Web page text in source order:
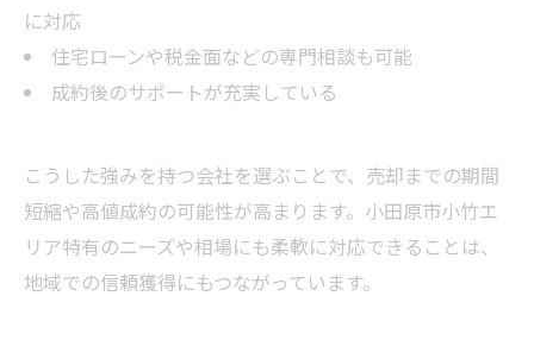
に対応
住宅ローンや税金面などの専門相談も可能
成約後のサポートが充実している
こうした強みを持つ会社を選ぶことで、売却までの期間
短縮や高値成約の可能性が高まります。小田原市小竹エ
リア特有のニーズや相場にも柔軟に対応できることは、
地域での信頼獲得にもつながっています。